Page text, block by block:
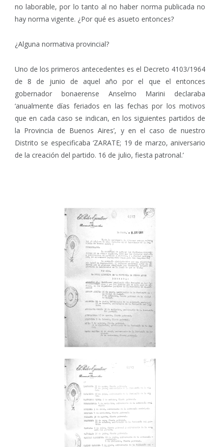
no laborable, por lo tanto al no haber norma publicada no
hay norma vigente. ¿Por qué es asueto entonces?
¿Alguna normativa provincial?
Uno de los primeros antecedentes es el Decreto 4103/1964
de 8 de junio de aquel año por el que el entonces
gobernador bonaerense Anselmo Marini declaraba
‘anualmente días feriados en las fechas por los motivos
que en cada caso se indican, en los siguientes partidos de
la Provincia de Buenos Aires’, y en el caso de nuestro
Distrito se especificaba ‘ZARATE; 19 de marzo, aniversario
de la creación del partido. 16 de julio, fiesta patronal.’